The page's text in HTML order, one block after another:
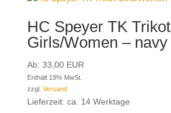
HC Speyer TK Trikot
Girls/Women – navy
Ab: 33,00EUR
Enthält 19% MwSt.
zzgl. Versand
Lieferzeit: ca. 14 Werktage